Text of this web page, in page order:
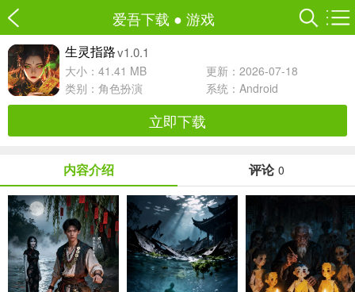
爱吾下载 ● 游戏
生灵指路v1.0.1
大小：41.41 MB
更新：2026-07-18
类别： 角色扮演 系统：Android
立即下载
内容介绍 评论 0